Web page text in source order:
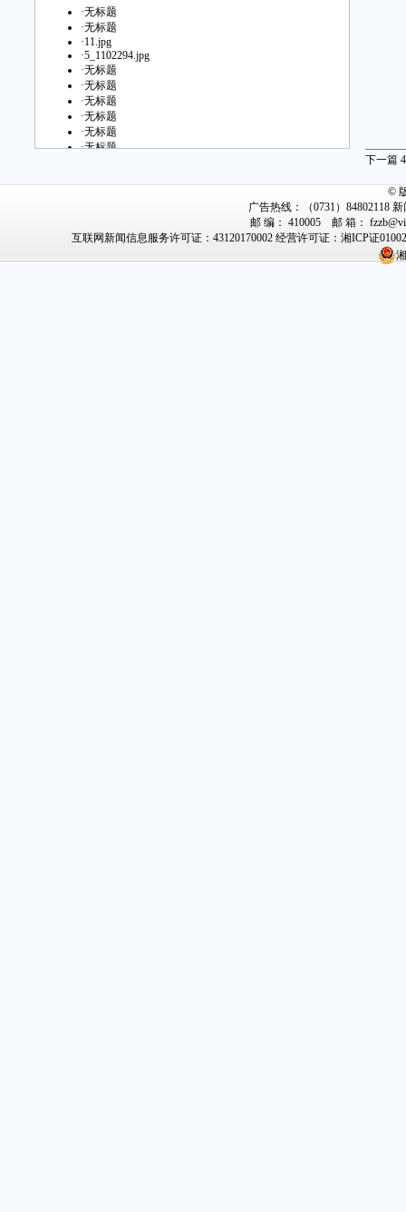
·无标题
·无标题
·11.jpg
·5_1102294.jpg
·无标题
·无标题
·无标题
·无标题
·无标题
·无标题
·无标题
下一篇 4
©
广告热线：（0731）84802118
邮 编： 410005 邮 箱：
互联网新闻信息服务许可证：43120170002 经营许可证：湘ICP证